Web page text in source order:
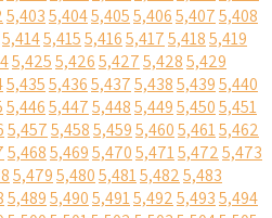
5,4035,4045,4055,4065,4075,408
5,4145,4155,4165,4175,4185,419
5,4255,4265,4275,4285,429
5,4355,4365,4375,4385,4395,440
5,4465,4475,4485,4495,4505,451
5,4575,4585,4595,4605,4615,462
5,4685,4695,4705,4715,4725,473
5,4795,4805,4815,4825,483
5,4895,4905,4915,4925,4935,494